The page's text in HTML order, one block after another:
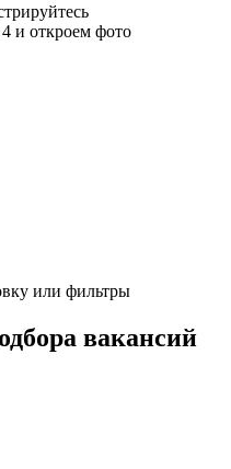
и откроем фото
или фильтры
вакансий